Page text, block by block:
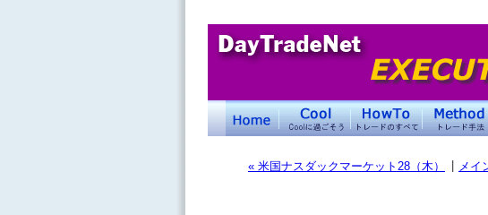
« 米国ナスダックマーケット28（木） メイ